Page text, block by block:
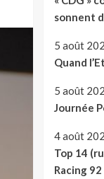
sonnent
5 août
Quand
5 août
Journée
4 août
Top 14
Racing 92